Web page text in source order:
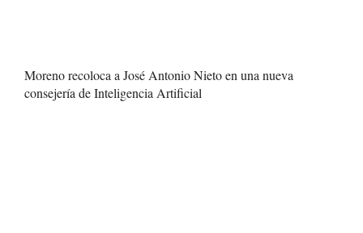
Moreno recoloca a José Antonio Nieto en una nueva
consejería de Inteligencia Artificial